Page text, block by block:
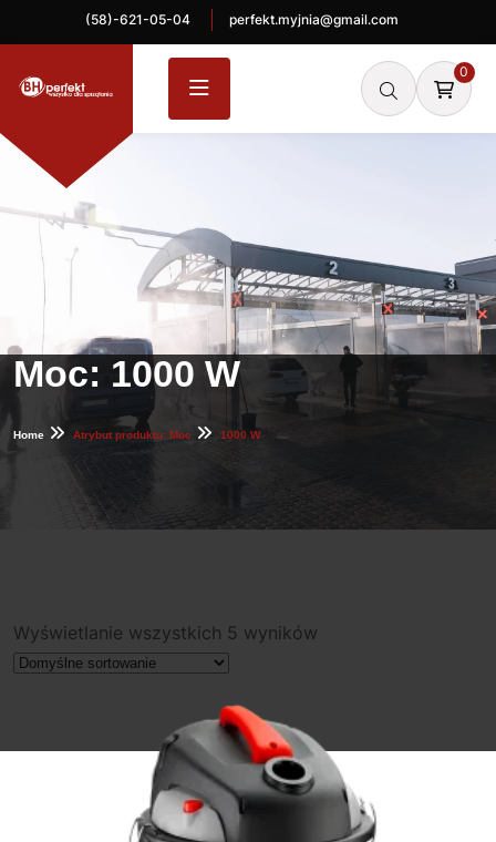
(58)-621-05-04 perfekt.myjnia@gmail.com
0
Moc: 1000 W
Home Atrybut produktu: Moc 1000 W
Wyświetlanie wszystkich 5 wyników